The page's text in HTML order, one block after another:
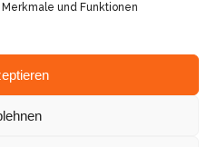
und Funktionen
Datenschutz